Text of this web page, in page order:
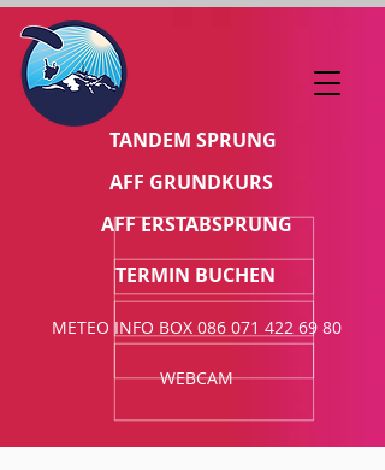
TANDEM SPRUNG
AFF GRUNDKURS
AFF ERSTABSPRUNG
TERMIN BUCHEN
METEO INFO BOX 086 071 422 69 80
WEBCAM